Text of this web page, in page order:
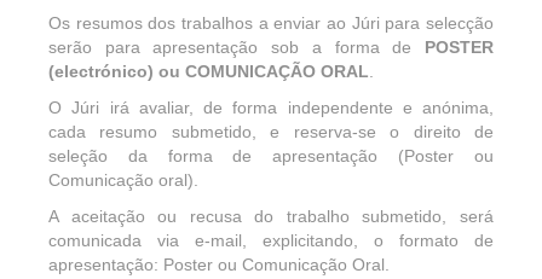
Os resumos dos trabalhos a enviar ao Júri para selecção
serão para apresentação sob a forma de POSTER
(electrónico) ou COMUNICAÇÃO ORAL
O Júri irá avaliar, de forma independente e anónima,
cada resumo submetido, e reserva-se o direito de
seleção da forma de apresentação (Poster ou
Comunicação oral).
A aceitação ou recusa do trabalho submetido, será
comunicada via e-mail, explicitando, o formato de
apresentação: Poster ou Comunicação Oral.